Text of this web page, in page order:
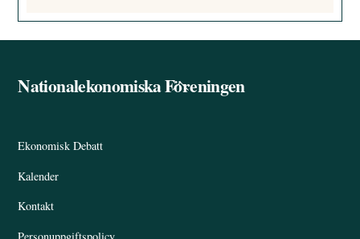
Back
Nationalekonomiska Föreningen
Ekonomisk Debatt
Kalender
Kontakt